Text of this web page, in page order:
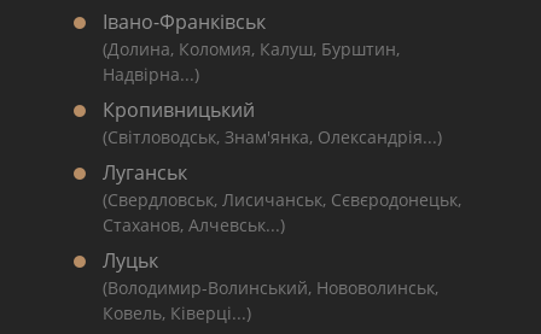
Івано-Франківськ
(Долина, Коломия, Калуш, Бурштин,
Надвірна...)
Кропивницький
(Світловодськ, Знам'янка, Олександрія...)
Луганськ
(Свердловськ, Лисичанськ, Сєвєродонецьк,
Стаханов, Алчевськ...)
Луцьк
(Володимир-Волинський, Нововолинськ,
Ковель, Ківерці...)